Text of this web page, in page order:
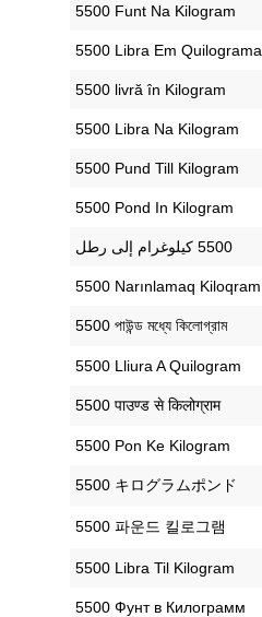
‎5500 Funt Na Kilogram
‎5500 Libra Em Quilograma
‎5500 livră în Kilogram
‎5500 Libra Na Kilogram
‎5500 Pund Till Kilogram
‎5500 Pond In Kilogram
‎5500 Narınlamaq Kiloqram
‎5500 পাউন্ড মধ্যে কিলোগ্রাম
‎5500 Lliura A Quilogram
‎5500 पाउण्ड से किलोग्राम
‎5500 Pon Ke Kilogram
‎5500 キログラムポンド
‎5500 파운드 킬로그램
‎5500 Libra Til Kilogram
‎5500 Фунт в Килограмм